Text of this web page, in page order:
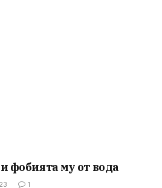
фобията му от вода
1